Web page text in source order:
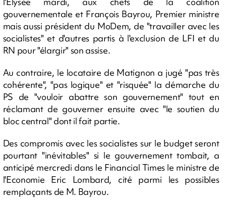
gouvernementale et François Bayrou, Premier ministre
mais aussi président du MoDem, de "travailler avec les
socialistes" et d'autres partis à l'exclusion de LFI et du
RN pour "élargir" son assise.
Au contraire, le locataire de Matignon a jugé "pas très
cohérente", "pas logique" et "risquée" la démarche du
PS de "vouloir abattre son gouvernement" tout en
réclamant de gouverner ensuite avec "le soutien du
bloc central" dont il fait partie.
Des compromis avec les socialistes sur le budget seront
pourtant "inévitables" si le gouvernement tombait, a
anticipé mercredi dans le Financial Times le ministre de
l'Economie Eric Lombard, cité parmi les possibles
remplaçants de M. Bayrou.